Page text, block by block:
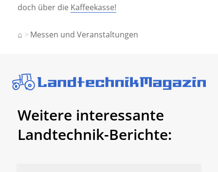
doch über die Kaffeekasse!
⌂ Messen und Veranstaltungen
Weitere interessante
Landtechnik-Berichte: